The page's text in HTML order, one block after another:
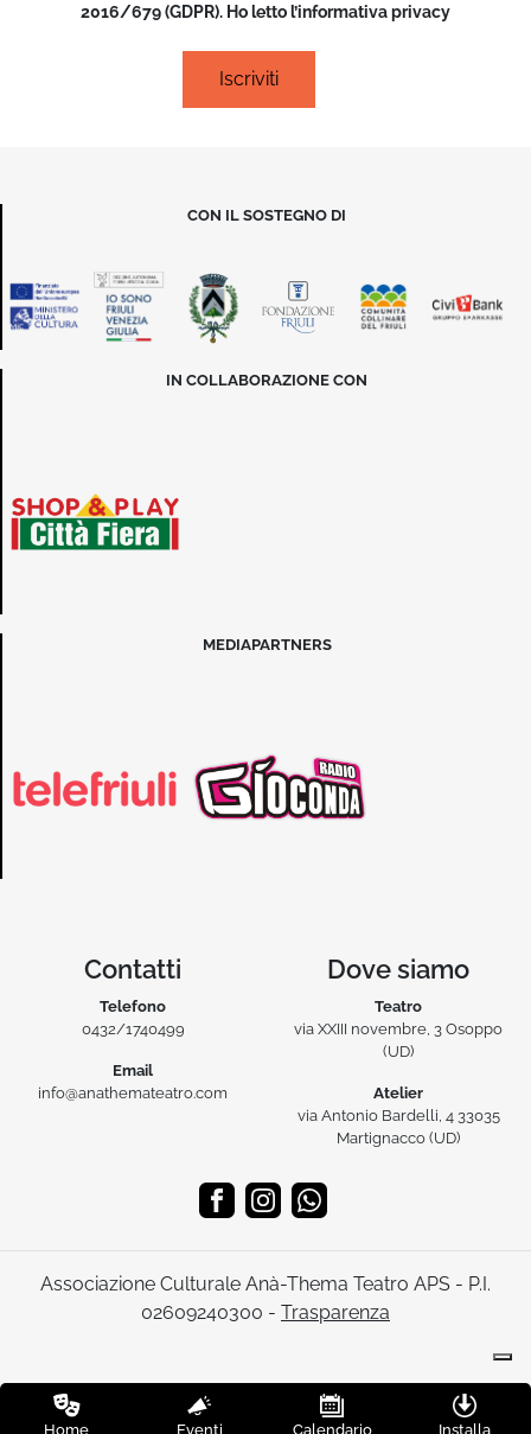
2016/679 (GDPR). Ho letto l’informativa privacy
CON IL SOSTEGNO DI
IN COLLABORAZIONE CON
MEDIAPARTNERS
Contatti
Telefono
0432/1740499
Email
info@anathemateatro.com
Dove siamo
Teatro
via XXIII novembre, 3 Osoppo
(UD)
Atelier
via Antonio Bardelli, 4 33035
Martignacco (UD)
Associazione Culturale Anà-Thema Teatro APS - P.I.
02609240300 - Trasparenza
Home Eventi Calendario Installa